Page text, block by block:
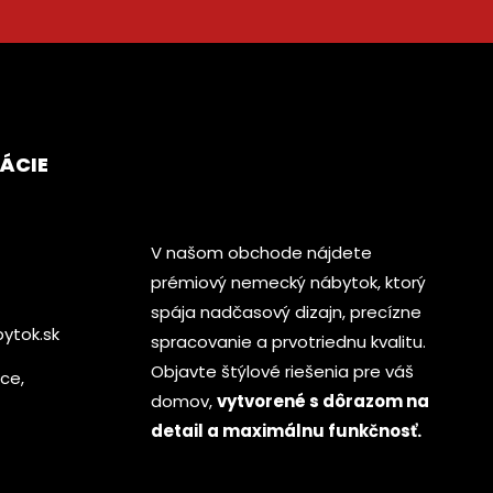
V našom obchode nájdete
prémiový nemecký nábytok, ktorý
spája nadčasový dizajn, precízne
spracovanie a prvotriednu kvalitu.
Objavte štýlové riešenia pre váš
domov,vytvorené s dôrazom na
detail a maximálnu funkčnosť.